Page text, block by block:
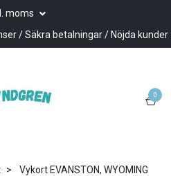
moms
/ Säkra betalningar / Nöjda kunder
0
Vykort EVANSTON, WYOMING